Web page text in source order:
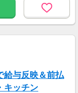
発、「勝田中央コー
給与反映＆前払
キッチン